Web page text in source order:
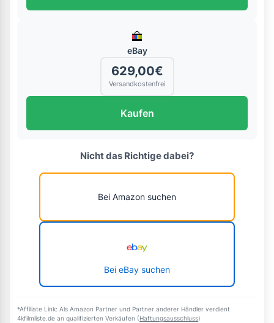
eBay
629,00€
Versandkostenfrei
Kaufen
Nicht das Richtige dabei?
Bei Amazon suchen
Bei eBay suchen
*Affiliate Link: Als Amazon Partner und Partner anderer Händler verdient
4kfilmliste.de an qualifizierten Verkäufen (Haftungsausschluss)